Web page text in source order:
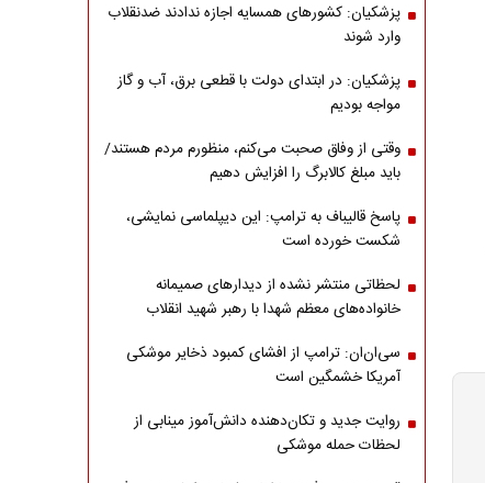
پزشکیان: کشورهای همسایه اجازه ندادند ضدنقلاب
وارد شوند
پزشکیان: در ابتدای دولت با قطعی برق، آب و گاز
مواجه بودیم
وقتی از وفاق صحبت می‌کنم، منظورم مردم هستند/
باید مبلغ کالابرگ را افزایش دهیم
پاسخ قالیباف به ترامپ: این دیپلماسی نمایشی،
شکست خورده است
لحظاتی منتشر نشده از دیدارهای صمیمانه
خانواده‌های معظم شهدا با رهبر شهید انقلاب
سی‌ان‌ان: ترامپ از افشای کمبود ذخایر موشکی
آمریکا خشمگین است
روایت جدید و تکان‌دهنده دانش‌آموز مینابی از
لحظات حمله موشکی